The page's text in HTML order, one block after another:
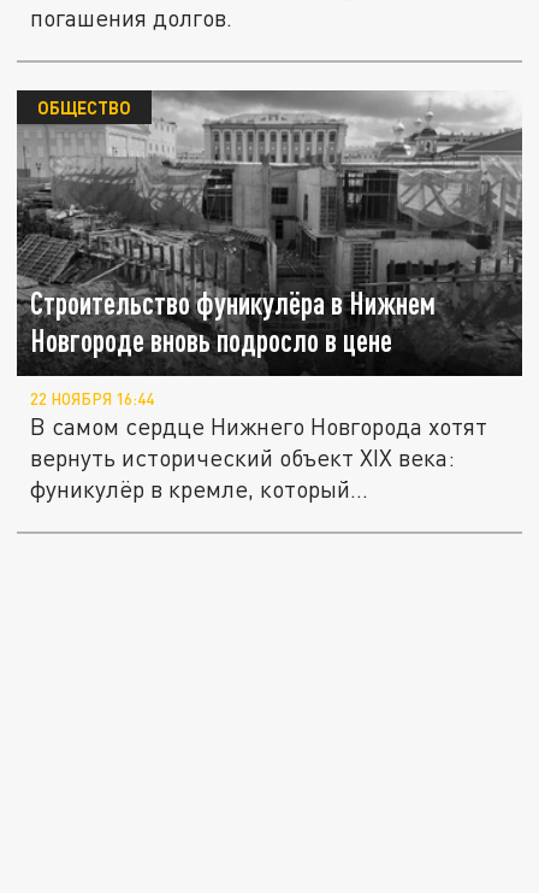
погашения долгов.
Строительство фуникулёра в Нижнем
Новгороде вновь подросло в цене
ОБЩЕСТВО
22 НОЯБРЯ 16:44
В самом сердце Нижнего Новгорода хотят
вернуть исторический объект XIX века:
фуникулёр в кремле, который...